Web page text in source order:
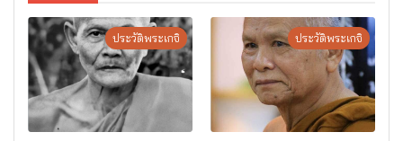
ประวัติพระเกจิ ประวัติพระเกจิ